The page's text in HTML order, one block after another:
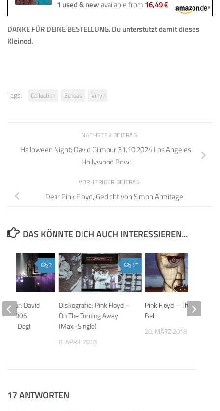
1 used & newavailable from 16,49 €
DANKE FÜR DEINE BESTELLUNG. Du unterstützt damit dieses
Kleinod.
Tags: Collection Echoes Vinyl
NÄCHSTER BEITRAG
Halloween Night: David Gilmour 31.10.2024 Los Angeles,
Hollywood Bowl
VORHERIGER BEITRAG
Dear Pink Floyd, Gedicht von Simon Armitage
DAS KÖNNTE DICH AUCH INTERESSIEREN...
15
Diskografie: Pink Floyd –
On The Turning Away
(Maxi-Single)
8. APRIL 2018
Pink Floyd – The Division
Bell
20. MÄRZ 2018
2
Tour: David
Degli
17 ANTWORTEN